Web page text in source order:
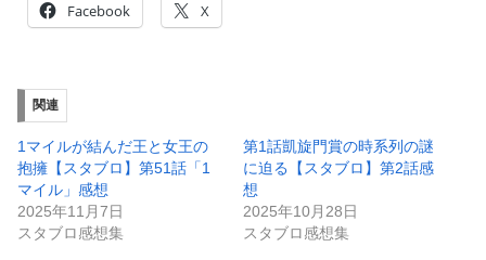
Facebook X
関連
1マイルが結んだ王と女王の
抱擁【スタブロ】第51話「1
マイル」感想
2025年11月7日
スタブロ感想集
第1話凱旋門賞の時系列の謎
に迫る【スタブロ】第2話感
想
2025年10月28日
スタブロ感想集